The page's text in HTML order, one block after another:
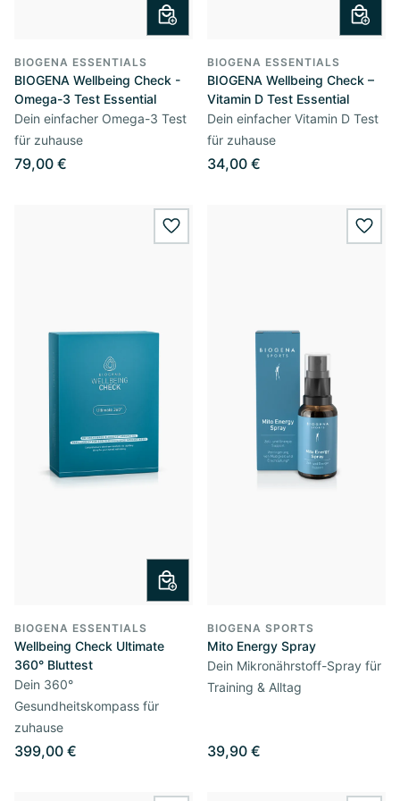
BIOGENA ESSENTIALS
BIOGENA Wellbeing Check -
Omega-3 Test Essential
Dein einfacher Omega-3 Test
für zuhause
79,00 €
BIOGENA ESSENTIALS
BIOGENA Wellbeing Check –
Vitamin D Test Essential
Dein einfacher Vitamin D Test
für zuhause
34,00 €
wishlist.add
BIOGENA ESSENTIALS
Wellbeing Check Ultimate
360° Bluttest
Dein 360°
Gesundheitskompass für
zuhause
399,00 €
BIOGENA SPORTS
Mito Energy Spray
Dein Mikronährstoff-Spray für
Training & Alltag
39,90 €